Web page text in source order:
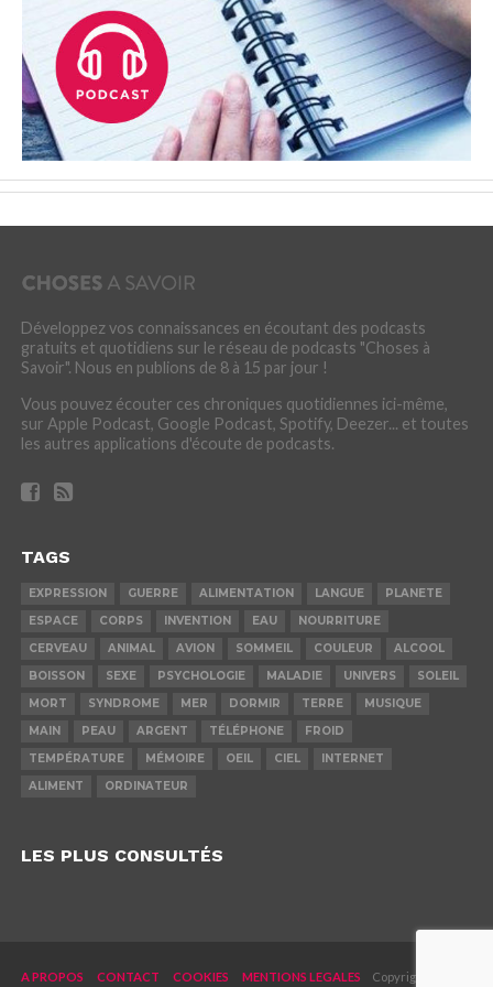
Développez vos connaissances en écoutant des podcasts
gratuits et quotidiens sur le réseau de podcasts "Choses à
Savoir". Nous en publions de 8 à 15 par jour !
Vous pouvez écouter ces chroniques quotidiennes ici-même,
sur Apple Podcast, Google Podcast, Spotify, Deezer... et toutes
les autres applications d'écoute de podcasts.
TAGS
EXPRESSION GUERRE ALIMENTATION LANGUE
PLANETE
ESPACE
CORPS INVENTION EAU
NOURRITURE
CERVEAU
ANIMAL AVION SOMMEIL COULEUR
ALCOOL
BOISSON
SEXE PSYCHOLOGIE MALADIE UNIVERS
SOLEIL
MORT
SYNDROME MER DORMIR TERRE
MUSIQUE
MAIN
PEAU ARGENT TÉLÉPHONE
FROID
TEMPÉRATURE
MÉMOIRE OEIL CIEL
INTERNET
ALIMENT
ORDINATEUR
LES PLUS CONSULTÉS
A PROPOS CONTACT COOKIES MENTIONS LEGALES Copyright © 2019